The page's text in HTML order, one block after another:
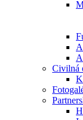
Civilná